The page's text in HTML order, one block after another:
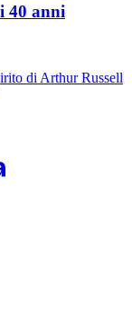
40 anni
di Arthur Russell